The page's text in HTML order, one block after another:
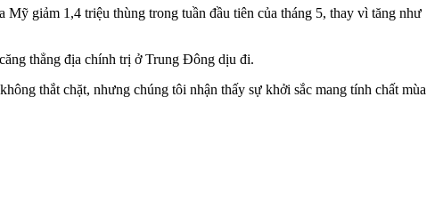
giảm 1,4 triệu thùng trong tuần đầu tiên của tháng 5, thay vì tăng như
thẳng địa chính trị ở Trung Đông dịu đi.
thắt chặt, nhưng chúng tôi nhận thấy sự khởi sắc mang tính chất mùa